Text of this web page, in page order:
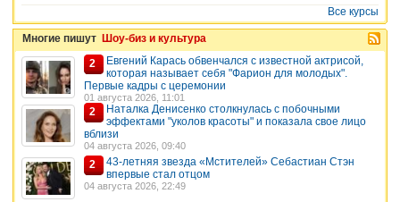
Все курсы
Многие пишут Шоу-биз и культура
2
Евгений Карась обвенчался с известной актрисой,
которая называет себя "Фарион для молодых".
Первые кадры с церемонии
01 августа 2026, 11:01
2
Наталка Денисенко столкнулась с побочными
эффектами "уколов красоты" и показала свое лицо
вблизи
04 августа 2026, 09:40
2
43-летняя звезда «Мстителей» Себастиан Стэн
впервые стал отцом
04 августа 2026, 22:49